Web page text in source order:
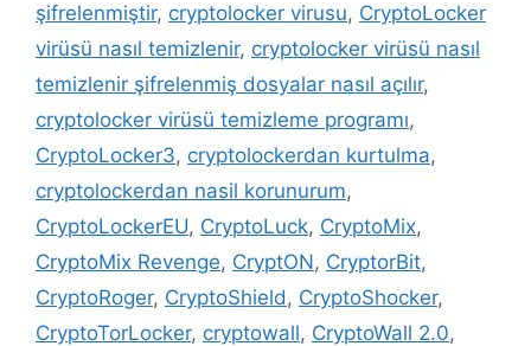
şifrelenmiştir, cryptolocker virusu, CryptoLocker
virüsü nasıl temizlenir, cryptolocker virüsü nasıl
temizlenir şifrelenmiş dosyalar nasıl açılır,
cryptolocker virüsü temizleme programı,
CryptoLocker3, cryptolockerdan kurtulma,
cryptolockerdan nasil korunurum,
CryptoLockerEU, CryptoLuck, CryptoMix,
CryptoMix Revenge, CryptON, CryptorBit,
CryptoRoger, CryptoShield, CryptoShocker,
CryptoTorLocker, cryptowall, CryptoWall 2.0,